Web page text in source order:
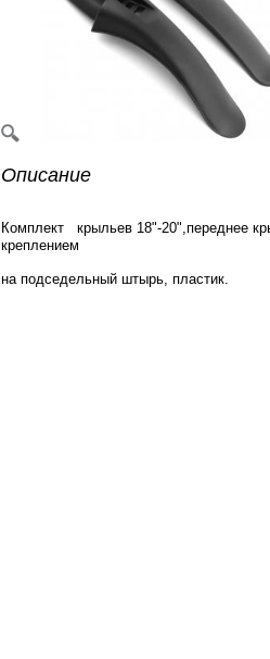
Описание
Комплект крыльев 18"-20",переднее
креплением
на подседельный штырь, пластик.